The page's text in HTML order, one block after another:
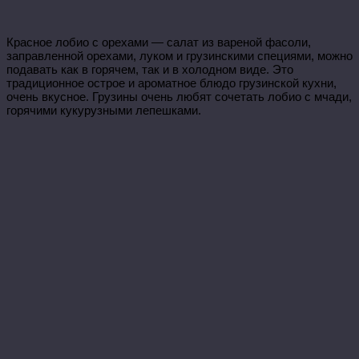
Красное лобио с орехами — салат из вареной фасоли,
заправленной орехами, луком и грузинскими специями, можно
подавать как в горячем, так и в холодном виде. Это
традиционное острое и ароматное блюдо грузинской кухни,
очень вкусное. Грузины очень любят сочетать лобио с мчади,
горячими кукурузными лепешками.